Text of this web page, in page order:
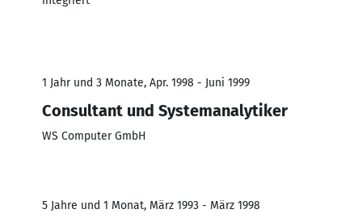
1 Jahr und 3 Monate, Apr. 1998 - Juni 1999
Consultant und Systemanalytiker
WS Computer GmbH
5 Jahre und 1 Monat, März 1993 - März 1998